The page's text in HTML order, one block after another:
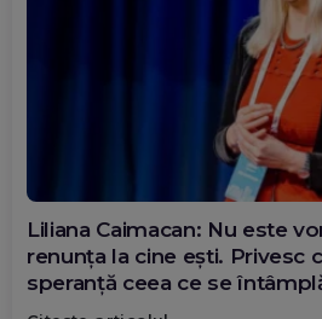
Diana Olar, românca de la
demonstrează că diaspora
România